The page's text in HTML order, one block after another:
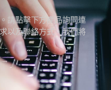
請點擊下方產品詢問連
以及聯絡方式，我們將